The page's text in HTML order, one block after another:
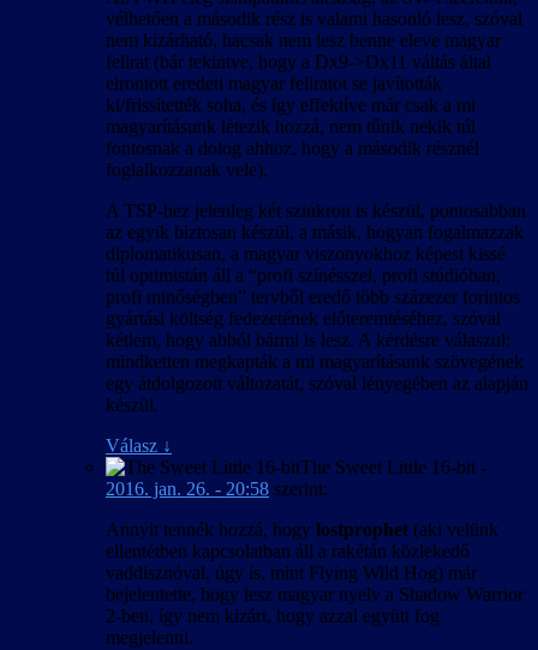
vélhetően a második rész is valami hasonló lesz, szóval
nem kizárható, hacsak nem lesz benne eleve magyar
felirat (bár tekintve, hogy a Dx9->Dx11 váltás által
elrontott eredeti magyar feliratot se javították
ki/frissítették soha, és így effektíve már csak a mi
magyarításunk létezik hozzá, nem tűnik nekik túl
fontosnak a dolog ahhoz, hogy a második résznél
foglalkozzanak vele).
A TSP-hez jelenleg két szinkron is készül, pontosabban
az egyik biztosan készül, a másik, hogyan fogalmazzak
diplomatikusan, a magyar viszonyokhoz képest kissé
túl optimistán áll a “profi színésszel, profi stúdióban,
profi minőségben” tervből eredő több százezer forintos
gyártási költség fedezetének előteremtéséhez, szóval
kétlem, hogy abból bármi is lesz. A kérdésre válaszul:
mindketten megkapták a mi magyarításunk szövegének
egy átdolgozott változatát, szóval lényegében az alapján
készül.
Válasz ↓
The Sweet Little 16-bit -
2016. jan. 26. - 20:58 szerint:
Annyit tennék hozzá, hogy lostprophet (aki velünk
ellentétben kapcsolatban áll a rakétán közlekedő
vaddisznóval, úgy is, mint Flying Wild Hog) már
bejelentette, hogy lesz magyar nyelv a Shadow Warrior
2-ben, így nem kizárt, hogy azzal együtt fog
megjelenni.